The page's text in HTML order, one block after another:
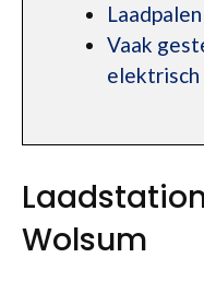
Vaak
elektrisch
Wolsum